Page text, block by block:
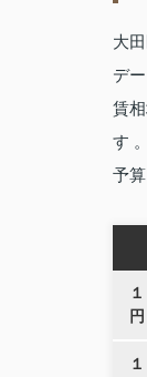
大
デ
賃
す 。
予
円